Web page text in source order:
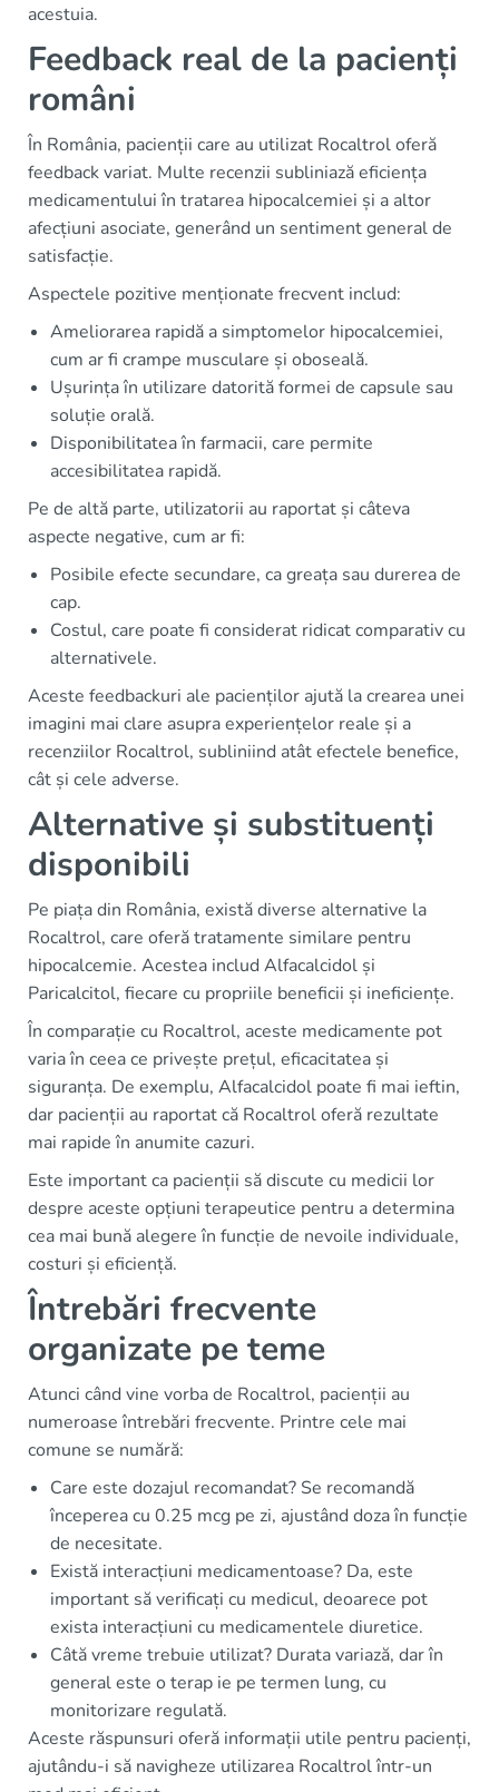
acestuia.
Feedback real de la pacienți
români
În România, pacienții care au utilizat Rocaltrol oferă
feedback variat. Multe recenzii subliniază eficiența
medicamentului în tratarea hipocalcemiei și a altor
afecțiuni asociate, generând un sentiment general de
satisfacție.
Aspectele pozitive menționate frecvent includ:
Ameliorarea rapidă a simptomelor hipocalcemiei,
cum ar fi crampe musculare și oboseală.
Ușurința în utilizare datorită formei de capsule sau
soluție orală.
Disponibilitatea în farmacii, care permite
accesibilitatea rapidă.
Pe de altă parte, utilizatorii au raportat și câteva
aspecte negative, cum ar fi:
Posibile efecte secundare, ca greața sau durerea de
cap.
Costul, care poate fi considerat ridicat comparativ cu
alternativele.
Aceste feedbackuri ale pacienților ajută la crearea unei
imagini mai clare asupra experiențelor reale și a
recenziilor Rocaltrol, subliniind atât efectele benefice,
cât și cele adverse.
Alternative și substituenți
disponibili
Pe piața din România, există diverse alternative la
Rocaltrol, care oferă tratamente similare pentru
hipocalcemie. Acestea includ Alfacalcidol și
Paricalcitol, fiecare cu propriile beneficii și ineficiențe.
În comparație cu Rocaltrol, aceste medicamente pot
varia în ceea ce privește prețul, eficacitatea și
siguranța. De exemplu, Alfacalcidol poate fi mai ieftin,
dar pacienții au raportat că Rocaltrol oferă rezultate
mai rapide în anumite cazuri.
Este important ca pacienții să discute cu medicii lor
despre aceste opțiuni terapeutice pentru a determina
cea mai bună alegere în funcție de nevoile individuale,
costuri și eficiență.
Întrebări frecvente
organizate pe teme
Atunci când vine vorba de Rocaltrol, pacienții au
numeroase întrebări frecvente. Printre cele mai
comune se numără:
Care este dozajul recomandat? Se recomandă
începerea cu 0.25 mcg pe zi, ajustând doza în funcție
de necesitate.
Există interacțiuni medicamentoase? Da, este
important să verificați cu medicul, deoarece pot
exista interacțiuni cu medicamentele diuretice.
Câtă vreme trebuie utilizat? Durata variază, dar în
general este o terap ie pe termen lung, cu
monitorizare regulată.
Aceste răspunsuri oferă informații utile pentru pacienți,
ajutându-i să navigheze utilizarea Rocaltrol într-un